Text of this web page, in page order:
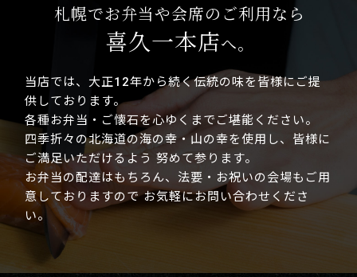
札幌でお弁当や会席のご利用なら
喜久一本店へ。
当店では、大正12年から続く伝統の味を皆様にご提
供しております。
各種お弁当・ご懐石を心ゆくまでご堪能ください。
四季折々の北海道の海の幸・山の幸を使用し、皆様に
ご満足いただけるよう 努めて参ります。
お弁当の配達はもちろん、法要・お祝いの会場もご用
意しておりますので お気軽にお問い合わせくださ
い。